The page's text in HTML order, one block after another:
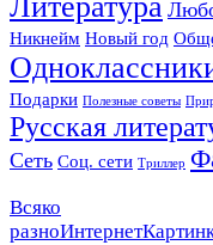
Никнейм Новый год
Подарки Полезные советы
Русская
Сеть Соц. сети Триллер
Всяко
разноИнтернет